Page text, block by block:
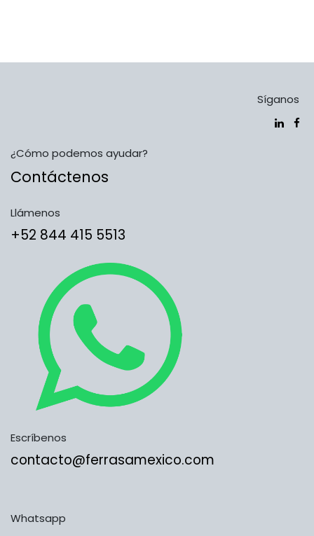
Síganos
¿Cómo podemos ayudar?
Contáctenos
Llámenos
​​​​​​​​​​​​+5​2​ ​8​4​4​ ​4​1​5​ 5​5​1​3​​​​​​​​​​​​​​
Escríbenos
contacto@ferrasamexico.com
Whatsapp